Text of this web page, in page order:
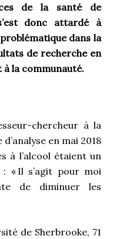
de la santé de
donc attardé à
dans la
de recherche en
la communauté.
chercheur à la
en mai 2018
à l’alcool étaient un
« Il s’agit pour moi
de diminuer les
de Sherbrooke, 71